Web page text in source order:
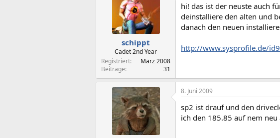
schippt
Cadet 2nd Year
Registriert
März 2008
Beiträge
31
hi! das ist der neuste auch
deinstalliere den alten und
danach den neuen
http://www.sysprofile.de/
8. Juni 2009
sp2 ist drauf und den
ich den 185.85 auf nem